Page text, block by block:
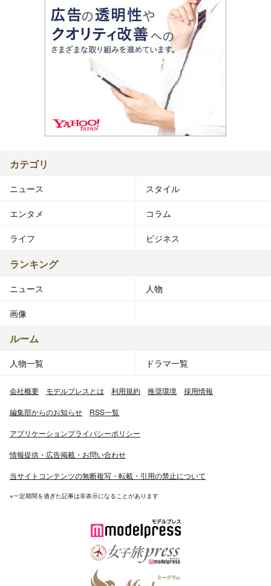
カテゴリ
ニュース スタイル
エンタメ コラム
ライフ ビジネス
ランキング
ニュース 人物
画像
ルーム
人物一覧 ドラマ一覧
会社概要 モデルプレスとは 利用規約 推奨環境 採用情報
編集部からのお知らせ RSS一覧
アプリケーションプライバシーポリシー
情報提供・広告掲載・お問い合わせ
当サイトコンテンツの無断複写・転載・引用の禁止について
※一定期間を過ぎた記事は非表示になることがあります